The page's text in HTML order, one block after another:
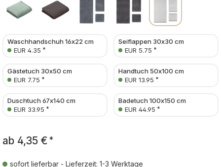
Waschhandschuh 16x22 cm
EUR 4.35 *
Seiflappen 30x30 cm
EUR 5.75 *
Gästetuch 30x50 cm
EUR 7.75 *
Handtuch 50x100 cm
EUR 13.95 *
Duschtuch 67x140 cm
EUR 33.95 *
Badetuch 100x150 cm
EUR 44.95 *
ab 4,35 € *
sofort lieferbar - Lieferzeit: 1-3 Werktage